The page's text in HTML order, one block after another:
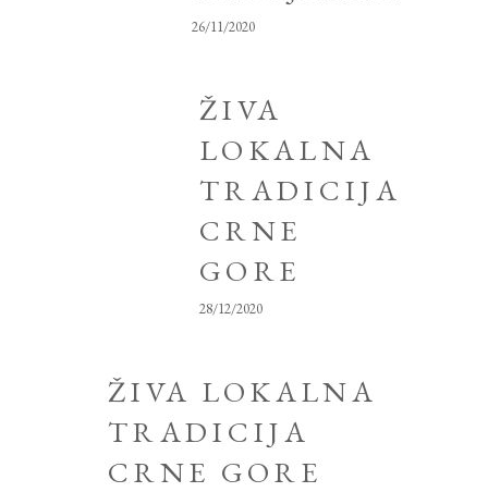
26/11/2020
ŽIVA
LOKALNA
TRADICIJA
CRNE
GORE
28/12/2020
ŽIVA LOKALNA
TRADICIJA
CRNE GORE